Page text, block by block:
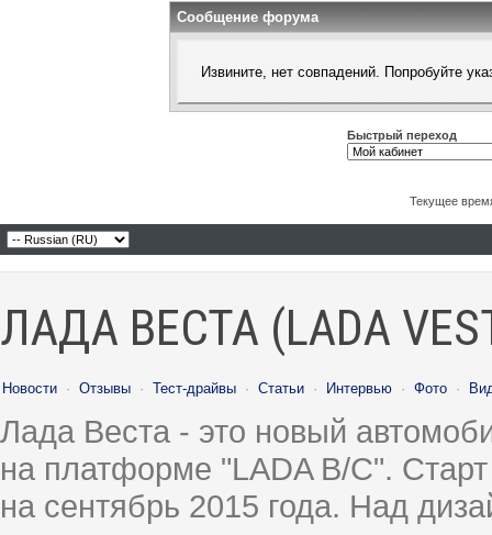
Сообщение форума
Извините, нет совпадений. Попробуйте
Быстрый переход
Текущее
ЛАДА ВЕСТА (LADA
Новости · Отзывы · Тест-драйвы · Статьи · Интервью · Фото ·
Лада Веста - это новый
на платформе "LADA B/C".
на сентябрь 2015 года. Над